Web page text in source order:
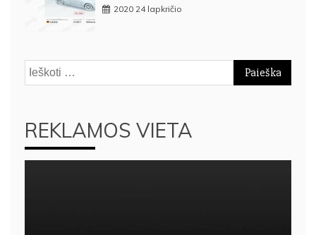
2020 24 lapkričio
Ieškoti:
REKLAMOS VIETA